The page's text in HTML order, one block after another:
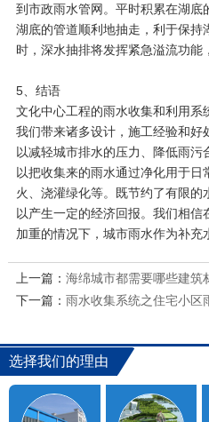
到市政雨水管网。平时积累在湖底
湖底的管道顺利地抽走，利于保持
时，深水抽排将发挥紧急溢流功能
5、结语
文化中心工程的雨水收集和利用系
我们带来诸多设计，施工经验和好
以减轻城市排水的压力、降低雨
以把收集来的雨水通过净化用于
火、浇灌绿化等。既节约了有限
以产生一定的经济回报。我们相
加重的情况下，城市雨水作为补充
上一篇： 海绵城市都需要哪些建筑
下一篇： 雨水收集系统之住宅小区
选择我们的理由